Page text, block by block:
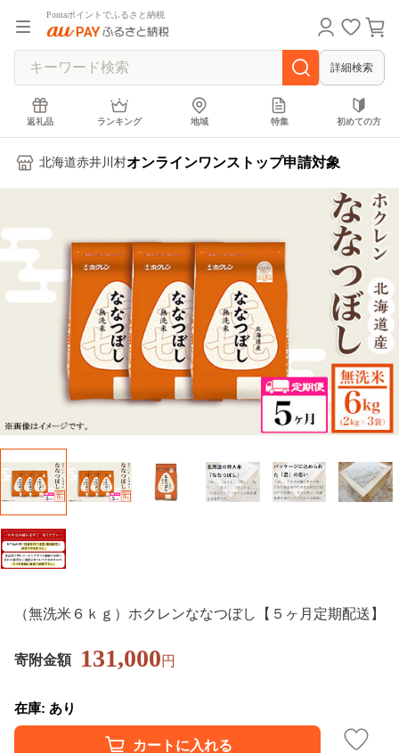
Pontaポイントでふるさと納税
詳細検索
返礼品 ランキング 地域 特集 初めての方
北海道赤井川村オンラインワンストップ申請対象
（無洗米６ｋｇ）ホクレンななつぼし【５ヶ月定期配送】
寄附金額 131,000円
在庫: あり